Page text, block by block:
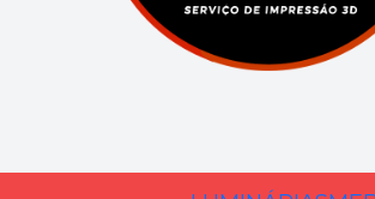
Apenas reembolsamos ou
Para completar a devolução,